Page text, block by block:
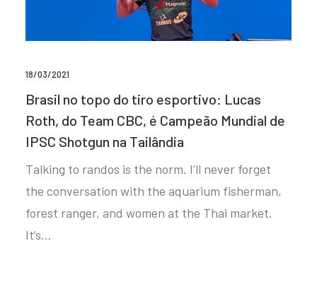
18/03/2021
Brasil no topo do tiro esportivo: Lucas
Roth, do Team CBC, é Campeão Mundial de
IPSC Shotgun na Tailândia
Talking to randos is the norm. I’ll never forget
the conversation with the aquarium fisherman,
forest ranger, and women at the Thai market.
It’s…